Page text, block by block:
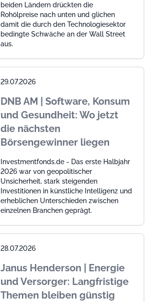
beiden Ländern drückten die
Rohölpreise nach unten und glichen
damit die durch den Technologiesektor
bedingte Schwäche an der Wall Street
aus.
29.07.2026
DNB AM | Software, Konsum
und Gesundheit: Wo jetzt
die nächsten
Börsengewinner liegen
Investmentfonds.de - Das erste Halbjahr
2026 war von geopolitischer
Unsicherheit, stark steigenden
Investitionen in künstliche Intelligenz und
erheblichen Unterschieden zwischen
einzelnen Branchen geprägt.
28.07.2026
Janus Henderson | Energie
und Versorger: Langfristige
Themen bleiben günstig